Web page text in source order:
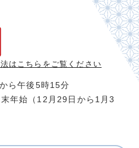
は こちらをご覧ください
ら午後5時15分
年始（12月29日から1月3